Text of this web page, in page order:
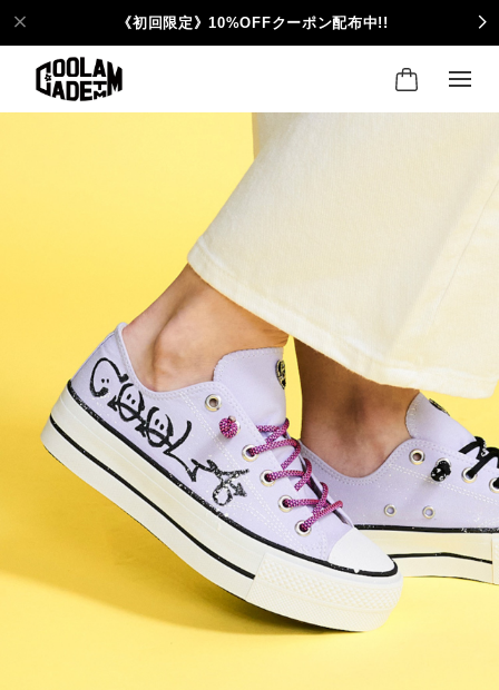
《初回限定》10%OFFクーポン配布中!!